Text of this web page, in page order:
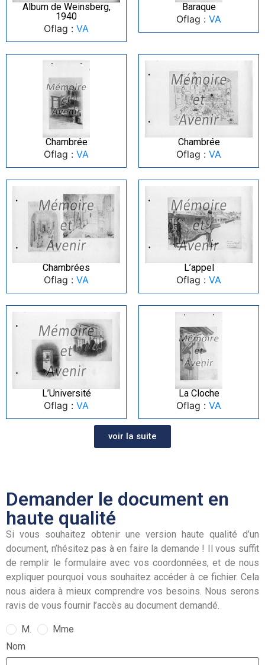
Album de Weinsberg,
1940
Oflag : VA
Baraque
Oflag : VA
Chambrée
Oflag : VA
Chambrée
Oflag : VA
Chambrées
Oflag : VA
L’appel
Oflag : VA
L’Université
Oflag : VA
La Cloche
Oflag : VA
voir la suite
Demander le document en
haute qualité
Si vous souhaitez obtenir une version haute qualité d’un
document, n’hésitez pas à en faire la demande ! Il vous suffit
de remplir le formulaire avec vos coordonnées, et de nous
expliquer pourquoi vous souhaitez accéder à ce fichier. Cela
nous aidera à mieux comprendre vos besoins. Nous serons
ravis de vous fournir l’accès au document demandé.
M.
Mme
Nom